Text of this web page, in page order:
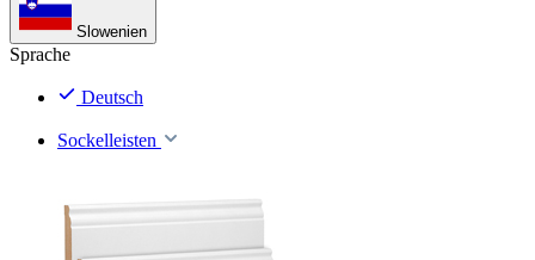
Slowenien
Sprache
Deutsch
Sockelleisten